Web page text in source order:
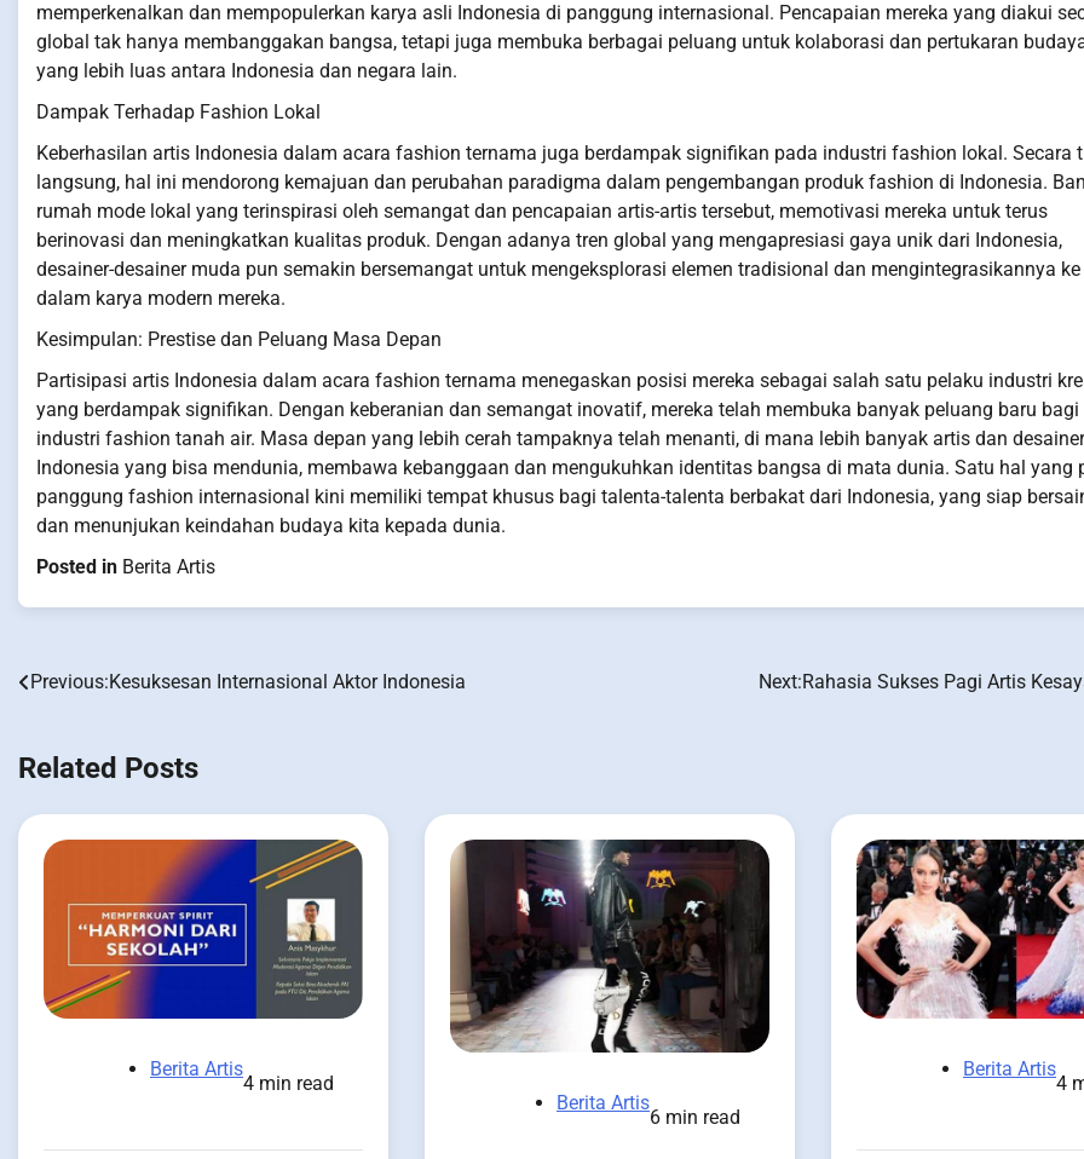
memperkenalkan dan mempopulerkan karya asli Indonesia di panggung internasional. Pencapaian mereka yang diakui
global tak hanya membanggakan bangsa, tetapi juga membuka berbagai peluang untuk kolaborasi dan pertukaran
yang lebih luas antara Indonesia dan negara lain.
Dampak Terhadap Fashion Lokal
Keberhasilan artis Indonesia dalam acara fashion ternama juga berdampak signifikan pada industri fashion lokal. Secara
langsung, hal ini mendorong kemajuan dan perubahan paradigma dalam pengembangan produk fashion di Indonesia.
rumah mode lokal yang terinspirasi oleh semangat dan pencapaian artis-artis tersebut, memotivasi mereka untuk terus
berinovasi dan meningkatkan kualitas produk. Dengan adanya tren global yang mengapresiasi gaya unik dari Indonesia,
desainer-desainer muda pun semakin bersemangat untuk mengeksplorasi elemen tradisional dan mengintegrasikannya ke
dalam karya modern mereka.
Kesimpulan: Prestise dan Peluang Masa Depan
Partisipasi artis Indonesia dalam acara fashion ternama menegaskan posisi mereka sebagai salah satu pelaku industri
yang berdampak signifikan. Dengan keberanian dan semangat inovatif, mereka telah membuka banyak peluang baru bagi
industri fashion tanah air. Masa depan yang lebih cerah tampaknya telah menanti, di mana lebih banyak artis dan desainer
Indonesia yang bisa mendunia, membawa kebanggaan dan mengukuhkan identitas bangsa di mata dunia. Satu hal yang
panggung fashion internasional kini memiliki tempat khusus bagi talenta-talenta berbakat dari Indonesia, yang siap
dan menunjukan keindahan budaya kita kepada dunia.
Posted in Berita Artis
Post
Previous:Kesuksesan Internasional Aktor Indonesia Next:Rahasia Sukses Pagi Artis
Related Posts
Berita Artis
4 min read
Berita Artis
6 min read
Berita Artis
4